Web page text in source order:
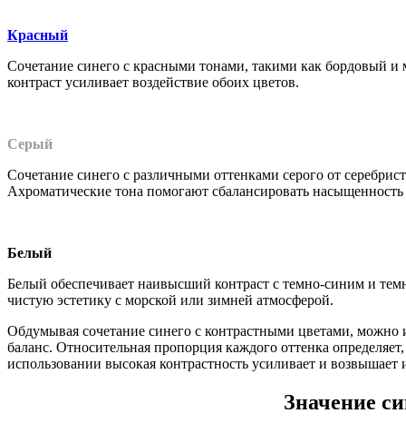
Красный
Сочетание синего с красными тонами, такими как бордовый
контраст усиливает воздействие обоих цветов.
Серый
Сочетание синего с различными оттенками серого от
Ахроматические тона помогают сбалансировать насыщенность
Белый
Белый обеспечивает наивысший контраст с темно-синим и
чистую эстетику с морской или зимней атмосферой.
Обдумывая сочетание синего с контрастными цветами, можно
баланс. Относительная пропорция каждого оттенка
использовании высокая контрастность усиливает и
Значение